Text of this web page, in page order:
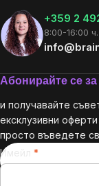
+359 2
8:00-16:00 ч.
Абонирайте се
и получавайте
ексклузивни
просто въведете
Имейл